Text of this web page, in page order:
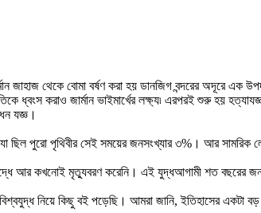
জাহাজ থেকে বোমা বর্ষণ করা হয় ডানজিগ বন্দরের অদূরে এক
ধ্বংস করাও জার্মান ভাইমার্খের লক্ষ্য৷ এরপরই শুরু হয়
যজ্ঞ।
ছিল পুরো পৃথিবীর সেই সময়ের জনসংখ্যার ৩%। আর
আর কখনোই মৃত্যুবরণ করেনি। এই যুদ্ধআগামী শত বছরের
নিয়ে কিছু বই পড়েছি। আমরা জানি, ইতিহাসের একটা